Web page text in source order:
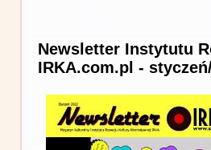
Newsletter Instytutu
IRKA.com.pl -